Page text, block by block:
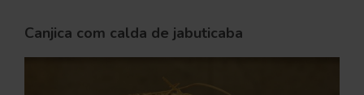
Canjica com calda de jabuticaba